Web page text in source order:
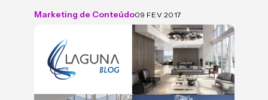
Marketing de Conteúdo09 FEV 2017